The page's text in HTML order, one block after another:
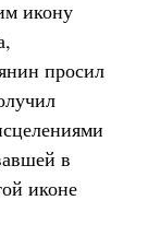
икону
просил
в
иконе